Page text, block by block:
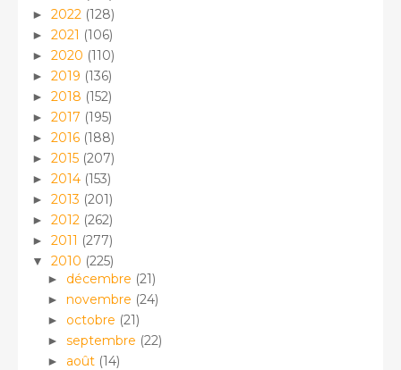
► 2022 (128)
► 2021 (106)
► 2020 (110)
► 2019 (136)
► 2018 (152)
► 2017 (195)
► 2016 (188)
► 2015 (207)
► 2014 (153)
► 2013 (201)
► 2012 (262)
► 2011 (277)
▼ 2010 (225)
► décembre (21)
► novembre (24)
► octobre (21)
► septembre (22)
► août (14)